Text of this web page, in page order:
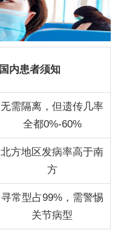
国内患者须知
无需隔离，但遗传几率
全都0%-60%
北方地区发病率高于南
方
寻常型占99%，需警惕
关节病型